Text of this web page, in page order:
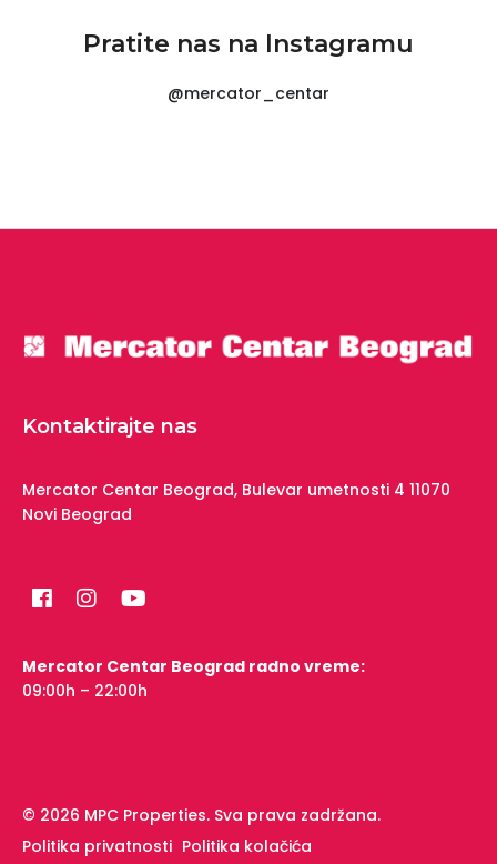
Pratite nas na Instagramu
@mercator_centar
Kontaktirajte nas
Mercator Centar Beograd, Bulevar umetnosti 4 11070
Novi Beograd
Mercator Centar Beograd radno vreme:
09:00h – 22:00h
© 2026 MPC Properties. Sva prava zadržana.
Politika privatnosti Politika kolačića